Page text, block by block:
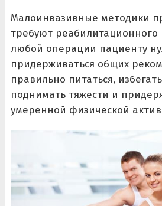
Малоинвазивные методики
требуют реабилитационного
любой операции пациенту
придерживаться общих
правильно питаться,
поднимать тяжести и
умеренной физической